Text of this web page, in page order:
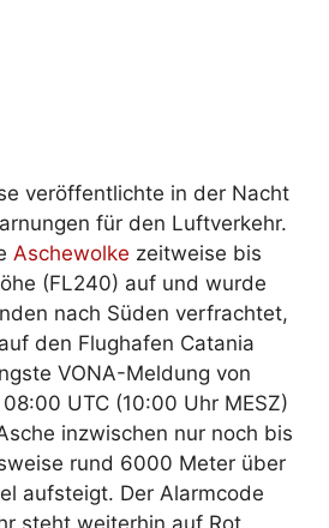
veröffentlichte in der Nacht
für den Luftverkehr.
Aschewolke zeitweise bis
(FL240) auf und wurde
nach Süden verfrachtet,
den Flughafen Catania
VONA-Meldung von
UTC (10:00 Uhr MESZ)
inzwischen nur noch bis
rund 6000 Meter über
aufsteigt. Der Alarmcode